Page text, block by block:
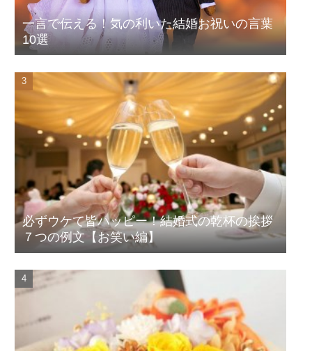
一言で伝える！気の利いた結婚お祝いの言葉
10選
必ずウケて皆ハッピー！結婚式の乾杯の挨拶
７つの例文【お笑い編】